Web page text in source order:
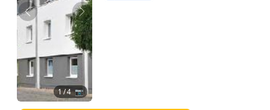
Zurück Weiter
1/ 4 📷